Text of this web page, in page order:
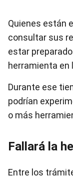
Quienes están
consultar sus
estar
herramienta en
Durante ese
podrían
o más
Fallará la
Entre los